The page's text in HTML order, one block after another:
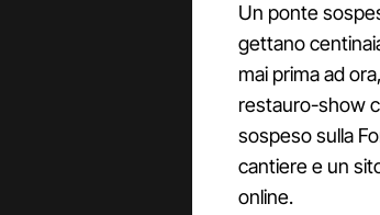
Un ponte
gettano
mai prima ad
restauro-show
sospeso sulla
cantiere e un
online.